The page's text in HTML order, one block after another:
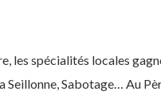
les spécialités locales
Seillonne, Sabotage… Au